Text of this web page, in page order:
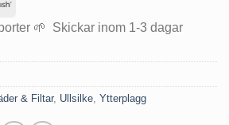
🌱 Skickar inom 1-3 dagar
& Filtar, Ullsilke, Ytterplagg